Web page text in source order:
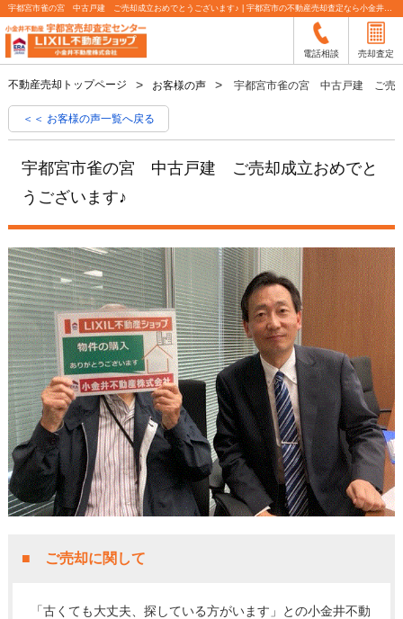
宇都宮市雀の宮 中古戸建 ご売却成立おめでとうございます♪ | 宇都宮市の不動産売却査定なら小金井不動産
電話相談 売却査定
不動産売却トップページ お客様の声 宇都宮市雀の宮 中古戸建 ご売
＜＜ お客様の声一覧へ戻る
宇都宮市雀の宮 中古戸建 ご売却成立おめでと
うございます♪
■ ご売却に関して
「古くても大丈夫、探している方がいます」との小金井不動